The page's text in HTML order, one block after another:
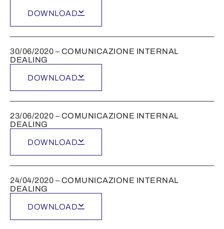
DOWNLOAD
30/06/2020 – COMUNICAZIONE INTERNAL
DEALING
DOWNLOAD
23/06/2020 – COMUNICAZIONE INTERNAL
DEALING
DOWNLOAD
24/04/2020 – COMUNICAZIONE INTERNAL
DEALING
DOWNLOAD